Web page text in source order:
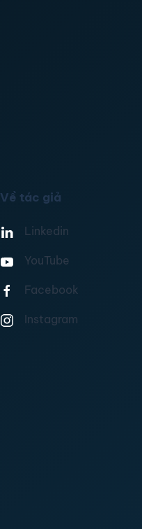
Về tác giả
Linkedin
YouTube
Facebook
Instagram